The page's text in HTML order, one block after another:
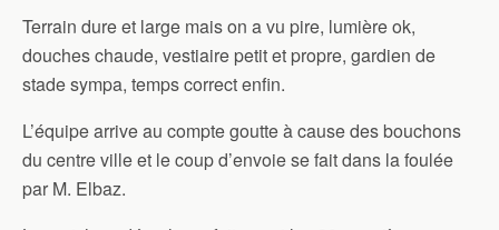
Terrain dure et large mais on a vu pire, lumière ok,
douches chaude, vestiaire petit et propre, gardien de
stade sympa, temps correct enfin.
L’équipe arrive au compte goutte à cause des bouchons
du centre ville et le coup d’envoie se fait dans la foulée
par M. Elbaz.